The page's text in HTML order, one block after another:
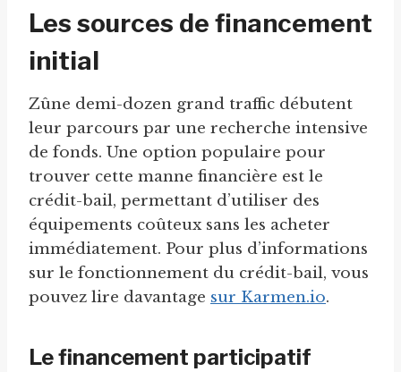
Les sources de financement
initial
Zûne demi-dozen grand traffic débutent
leur parcours par une recherche intensive
de fonds. Une option populaire pour
trouver cette manne financière est le
crédit-bail, permettant d’utiliser des
équipements coûteux sans les acheter
immédiatement. Pour plus d’informations
sur le fonctionnement du crédit-bail, vous
pouvez lire davantage sur Karmen.io.
Le financement participatif